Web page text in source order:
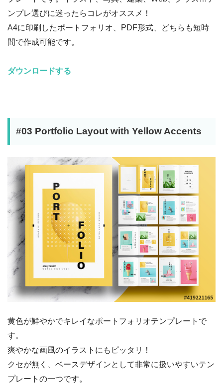
ンプレ選びに迷ったらコレがオススメ！
A4に印刷したポートフォリオ、PDF形式、どちらも短時
間で作成可能です。
ダウンロードする
#03 Portfolio Layout with Yellow Accents
黄色が鮮やかでキレイなポートフォリオテンプレートで
す。
爽やかな画風のイラストにもピッタリ！
クセが無く、ベースデザインとして非常に扱いやすいテン
プレートの一つです。